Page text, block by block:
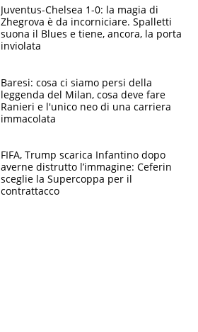
Juventus-Chelsea 1-0: la magia di
Zhegrova è da incorniciare. Spalletti
suona il Blues e tiene, ancora, la porta
inviolata
Baresi: cosa ci siamo persi della
leggenda del Milan, cosa deve fare
Ranieri e l'unico neo di una carriera
immacolata
FIFA, Trump scarica Infantino dopo
averne distrutto l’immagine: Ceferin
sceglie la Supercoppa per il
contrattacco